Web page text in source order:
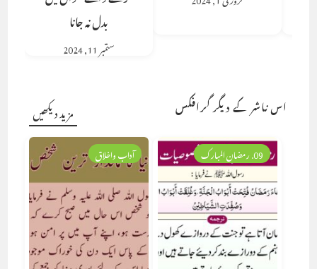
بدل نہ جانا
ستمبر 11, 2024
اس ناشر کے دیگر گرافکس مزید دیکھیں
آداب واخلاق 09. رمضان المبارک